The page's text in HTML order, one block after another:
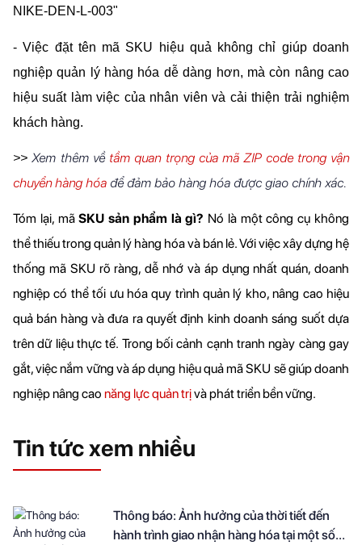
NIKE-DEN-L-003"
- Việc đặt tên mã SKU hiệu quả không chỉ giúp doanh
nghiệp quản lý hàng hóa dễ dàng hơn, mà còn nâng cao
hiệu suất làm việc của nhân viên và cải thiện trải nghiệm
khách hàng.
>> Xem thêm về tầm quan trọng của mã ZIP code trong vận
chuyển hàng hóa để đảm bảo hàng hóa được giao chính xác.
Tóm lại, mã SKU sản phẩm là gì? Nó là một công cụ không
thể thiếu trong quản lý hàng hóa và bán lẻ. Với việc xây dựng hệ
thống mã SKU rõ ràng, dễ nhớ và áp dụng nhất quán, doanh
nghiệp có thể tối ưu hóa quy trình quản lý kho, nâng cao hiệu
quả bán hàng và đưa ra quyết định kinh doanh sáng suốt dựa
trên dữ liệu thực tế. Trong bối cảnh cạnh tranh ngày càng gay
gắt, việc nắm vững và áp dụng hiệu quả mã SKU sẽ giúp doanh
nghiệp nâng cao năng lực quản trị và phát triển bền vững.
Tin tức xem nhiều
Thông báo: Ảnh hưởng của thời tiết đến
hành trình giao nhận hàng hóa tại một số